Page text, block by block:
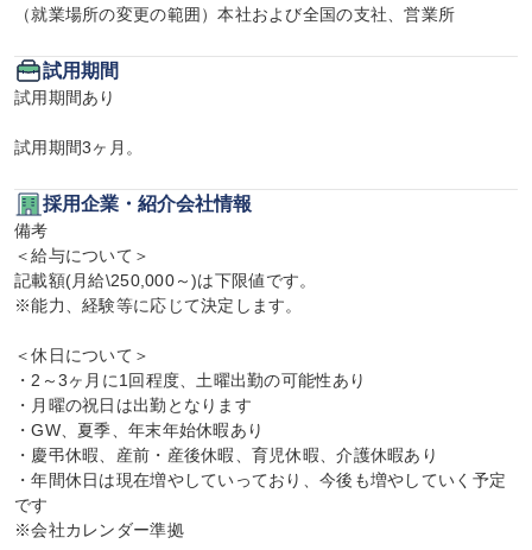
（就業場所の変更の範囲）本社および全国の支社、営業所
試用期間
試用期間あり
試用期間3ヶ月。
採用企業・紹介会社情報
備考
＜給与について＞
記載額(月給\250,000～)は下限値です。
※能力、経験等に応じて決定します。
＜休日について＞
・2～3ヶ月に1回程度、土曜出勤の可能性あり
・月曜の祝日は出勤となります
・GW、夏季、年末年始休暇あり
・慶弔休暇、産前・産後休暇、育児休暇、介護休暇あり
・年間休日は現在増やしていっており、今後も増やしていく予定
です
※会社カレンダー準拠